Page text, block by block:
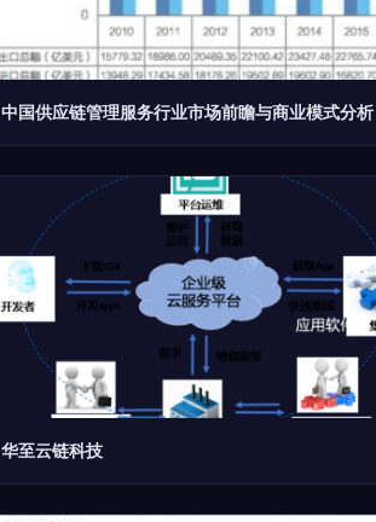
中国供应链管理服务行业市场前瞻与商业模式分析
华至云链科技